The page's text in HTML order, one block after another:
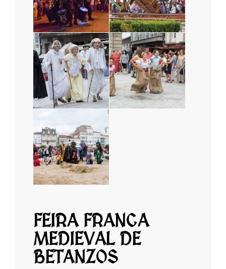
FEIRA FRANCA
MEDIEVAL DE
BETANZOS